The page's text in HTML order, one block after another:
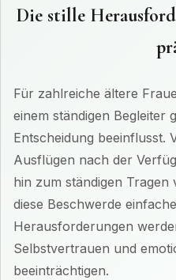
Die stille
Für zahlreiche ältere
einem ständigen Begleiter
Entscheidung beeinflusst.
Ausflügen nach der
hin zum ständigen
diese Beschwerde
Herausforderungen
Selbstvertrauen und
beeinträchtigen.